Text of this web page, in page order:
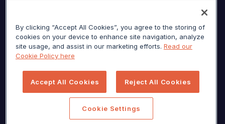
Pourquoi Sojern
Travaillez en partenariat avec nous
Presse
Centre de confidentialité
By clicking “Accept All Cookies”, you agree to the storing of
cookies on your device to enhance site navigation, analyze
site usage, and assist in our marketing efforts. Read our
Cookie Policy here
Accept All Cookies Reject All Cookies
Cookie Settings